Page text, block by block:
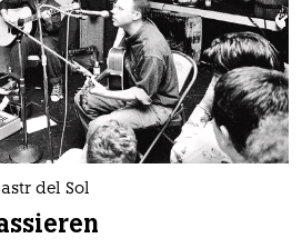
del Sol